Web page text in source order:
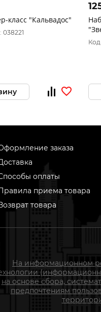
класс "Кальвадос"
038221
Код
заказа
оплаты
приема товара
товара
На информационном
на основе сбора,
предпочтениям